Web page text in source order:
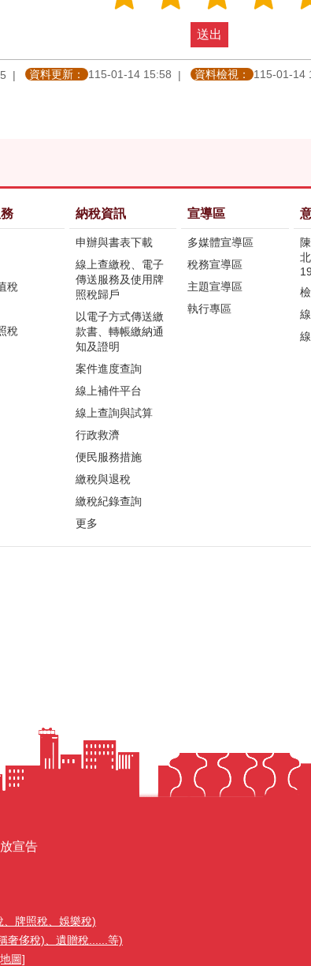
資料更新： 115-01-14 15:58 資料檢視： 115-01-14
稅
稅
納稅資訊
申辦與書表下載
線上查繳稅、電子
傳送服務及使用牌
照稅歸戶
以電子方式傳送繳
款書、轉帳繳納通
知及證明
案件進度查詢
線上補件平台
線上查詢與試算
行政救濟
便民服務措施
繳稅與退稅
繳稅紀錄查詢
更多
宣導區
多媒體宣導區
稅務宣導區
主題宣導區
執行專區
宣告
牌照稅、娛樂稅)
奢侈稅)、遺贈稅......等)
圖]